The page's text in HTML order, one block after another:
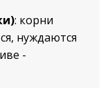
: корни
нуждаются
-